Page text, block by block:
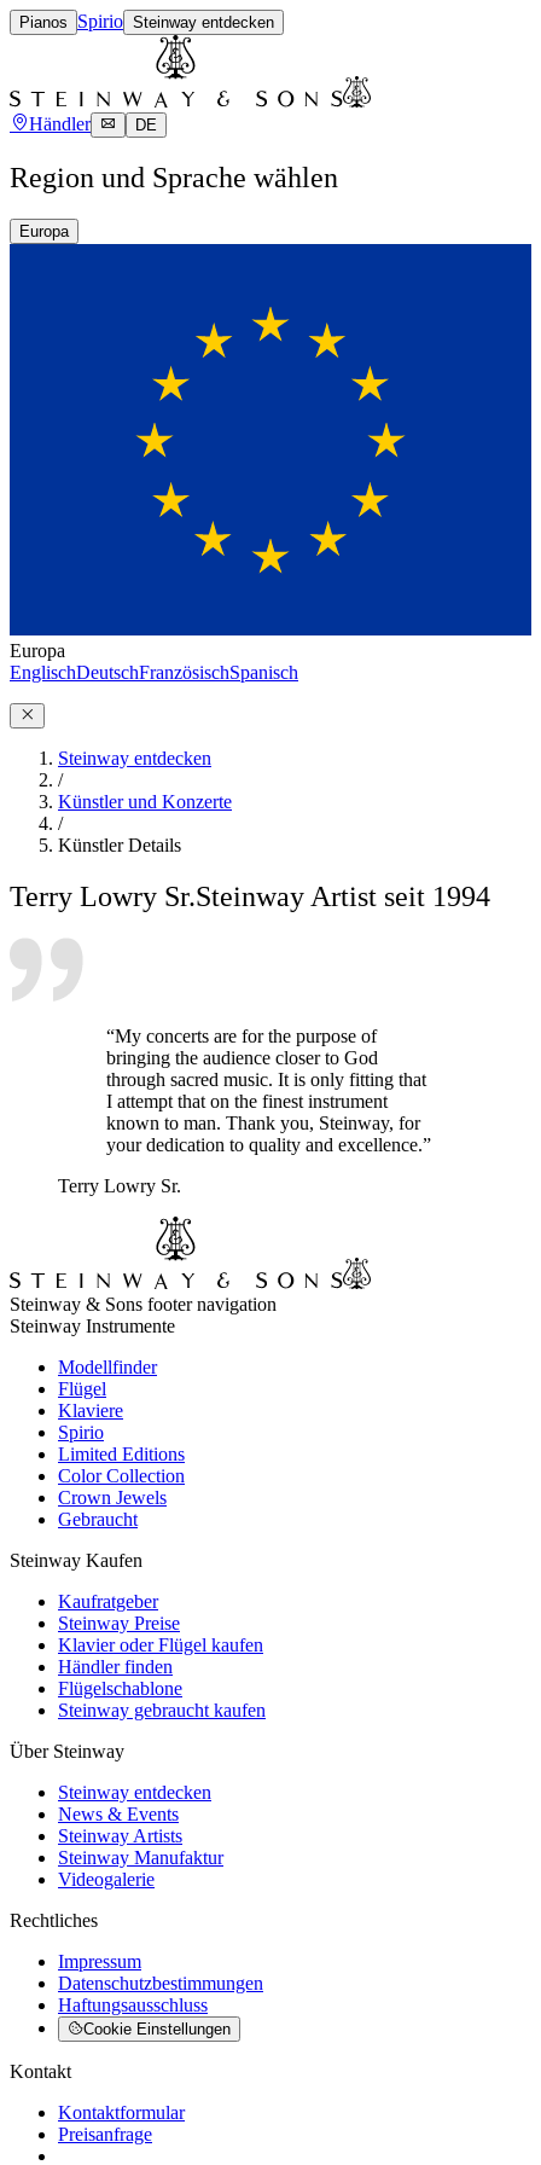
Pianos Spirio Steinway entdecken
Händler DE
Region und Sprache wählen
Europa
Europa
EnglischDeutschFranzösischSpanisch
Steinway entdecken
/
Künstler und Konzerte
/
Künstler Details
Terry Lowry Sr.Steinway Artist seit 1994
“My concerts are for the purpose of
bringing the audience closer to God
through sacred music. It is only fitting that
I attempt that on the finest instrument
known to man. Thank you, Steinway, for
your dedication to quality and excellence.”
Terry Lowry Sr.
Steinway & Sons footer navigation
Steinway Instrumente
Modellfinder
Flügel
Klaviere
Spirio
Limited Editions
Color Collection
Crown Jewels
Gebraucht
Steinway Kaufen
Kaufratgeber
Steinway Preise
Klavier oder Flügel kaufen
Händler finden
Flügelschablone
Steinway gebraucht kaufen
Über Steinway
Steinway entdecken
News & Events
Steinway Artists
Steinway Manufaktur
Videogalerie
Rechtliches
Impressum
Datenschutzbestimmungen
Haftungsausschluss
Cookie Einstellungen
Kontakt
Kontaktformular
Preisanfrage